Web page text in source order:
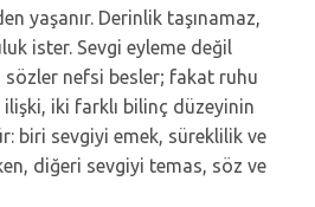
yaşanır. Derinlik taşınamaz,
ister. Sevgi eyleme değil
sözler nefsi besler; fakat ruhu
iki farklı bilinç düzeyinin
biri sevgiyi emek, süreklilik ve
diğeri sevgiyi temas, söz ve